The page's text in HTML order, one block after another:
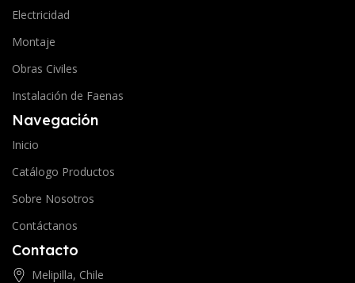
Electricidad
Montaje
Obras Civiles
Instalación de Faenas
Navegación
Inicio
Catálogo Productos
Sobre Nosotros
Contáctanos
Contacto
Melipilla, Chile